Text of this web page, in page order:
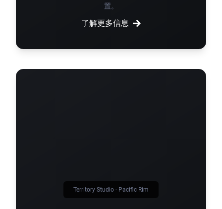
置。
了解更多信息
Territory Studio - Pacific Rim